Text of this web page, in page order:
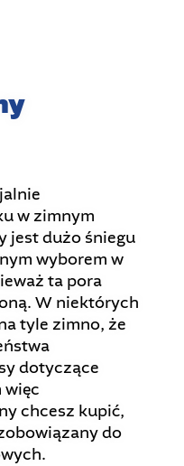
w zimnym
jest dużo śniegu
wyborem w
ta pora
W niektórych
tyle zimno, że
dotyczące
więc
chcesz kupić,
do